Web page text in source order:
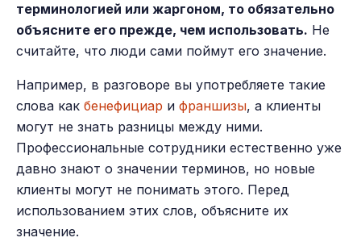
терминологией или жаргоном, то обязательно
объясните его прежде, чем использовать. Не
считайте, что люди сами поймут его значение.
Например, в разговоре вы употребляете такие
слова как бенефициар и франшизы, а клиенты
могут не знать разницы между ними.
Профессиональные сотрудники естественно уже
давно знают о значении терминов, но новые
клиенты могут не понимать этого. Перед
использованием этих слов, объясните их
значение.